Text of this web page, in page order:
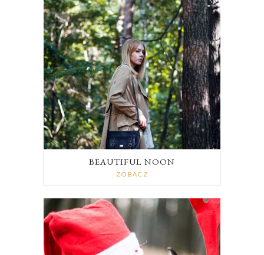
BEAUTIFUL NOON
ZOBACZ